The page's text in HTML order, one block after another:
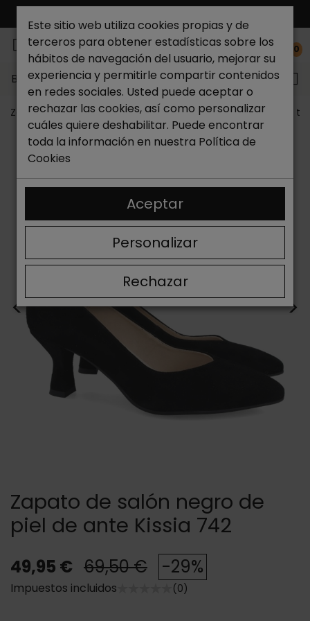
0
Buscar...
Zapateria Catchalot Zapatos de mujer Zapatos de
< >
Zapato de salón negro de
piel de ante Kissia 742
49,95 € 69,50 € -29%
Impuestos incluidos (0)
Este sitio web utiliza cookies propias y de
terceros para obtener estadísticas sobre los
hábitos de navegación del usuario, mejorar su
experiencia y permitirle compartir contenidos
en redes sociales. Usted puede aceptar o
rechazar las cookies, así como personalizar
cuáles quiere deshabilitar. Puede encontrar
toda la información en nuestra Política de
Cookies
Rechazar
Personalizar
Aceptar